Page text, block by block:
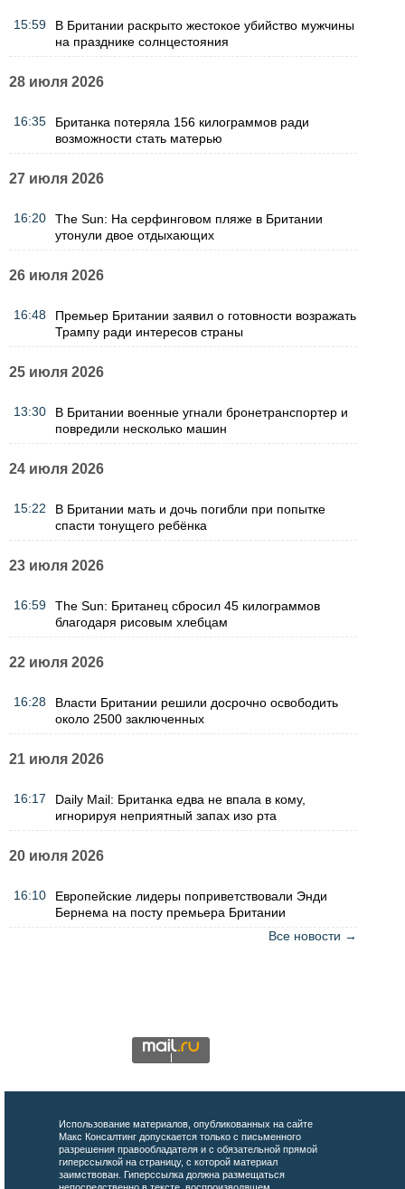
15:59
В Британии раскрыто жестокое убийство мужчины
на празднике солнцестояния
28 июля 2026
16:35
Британка потеряла 156 килограммов ради
возможности стать матерью
27 июля 2026
16:20
The Sun: На серфинговом пляже в Британии
утонули двое отдыхающих
26 июля 2026
16:48
Премьер Британии заявил о готовности возражать
Трампу ради интересов страны
25 июля 2026
13:30
В Британии военные угнали бронетранспортер и
повредили несколько машин
24 июля 2026
15:22
В Британии мать и дочь погибли при попытке
спасти тонущего ребёнка
23 июля 2026
16:59
The Sun: Британец сбросил 45 килограммов
благодаря рисовым хлебцам
22 июля 2026
16:28
Власти Британии решили досрочно освободить
около 2500 заключенных
21 июля 2026
16:17
Daily Mail: Британка едва не впала в кому,
игнорируя неприятный запах изо рта
20 июля 2026
16:10
Европейские лидеры поприветствовали Энди
Бернема на посту премьера Британии
Все новости →
Использование материалов, опубликованных на сайте
Макс Консалтинг допускается только с письменного
разрешения правообладателя и с обязательной прямой
гиперссылкой на страницу, с которой материал
заимствован. Гиперссылка должна размещаться
непосредственно в тексте, воспроизводящем